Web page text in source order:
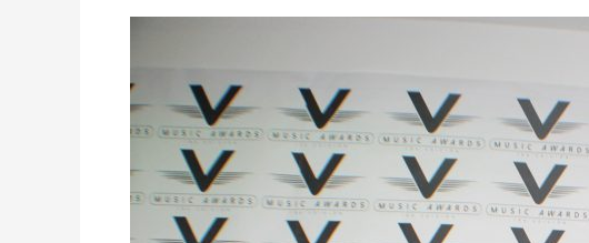
Music
Awards